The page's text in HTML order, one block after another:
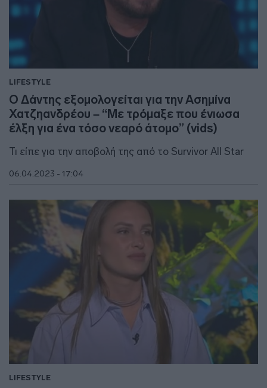
LIFESTYLE
Ο Δάντης εξομολογείται για την Ασημίνα
Χατζηανδρέου – “Με τρόμαξε που ένιωσα
έλξη για ένα τόσο νεαρό άτομο” (vids)
Τι είπε για την αποβολή της από το Survivor All Star
06.04.2023 - 17:04
LIFESTYLE